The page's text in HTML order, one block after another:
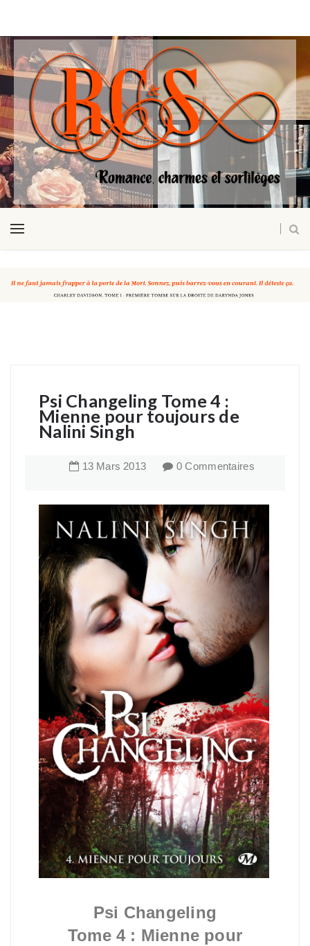
Psi Changeling Tome 4 :
Mienne pour toujours de
Nalini Singh
13 Mars 2013 0 Commentaires
Psi Changeling
Tome 4 : Mienne pour